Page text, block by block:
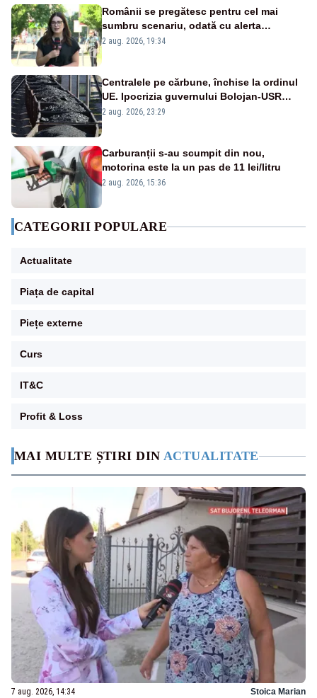
MAI MULTE ȘTIRI DIN ACTUALITATE
7 aug. 2026, 14:34 Stoica Marian
Românii se pregătesc pentru cel mai
sumbru scenariu, odată cu alerta
energetică
2 aug. 2026, 19:34
Centralele pe cărbune, închise la ordinul
UE. Ipocrizia guvernului Bolojan-USR
după starea de alertă
2 aug. 2026, 23:29
Carburanții s-au scumpit din nou,
motorina este la un pas de 11 lei/litru
2 aug. 2026, 15:36
CATEGORII POPULARE
Actualitate
Piața de capital
Piețe externe
Curs
IT&C
Profit & Loss